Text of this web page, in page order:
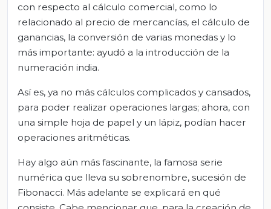
con respecto al cálculo comercial, como lo
relacionado al precio de mercancías, el cálculo de
ganancias, la conversión de varias monedas y lo
más importante: ayudó a la introducción de la
numeración india.
Así es, ya no más cálculos complicados y cansados,
para poder realizar operaciones largas; ahora, con
una simple hoja de papel y un lápiz, podían hacer
operaciones aritméticas.
Hay algo aún más fascinante, la famosa serie
numérica que lleva su sobrenombre, sucesión de
Fibonacci. Más adelante se explicará en qué